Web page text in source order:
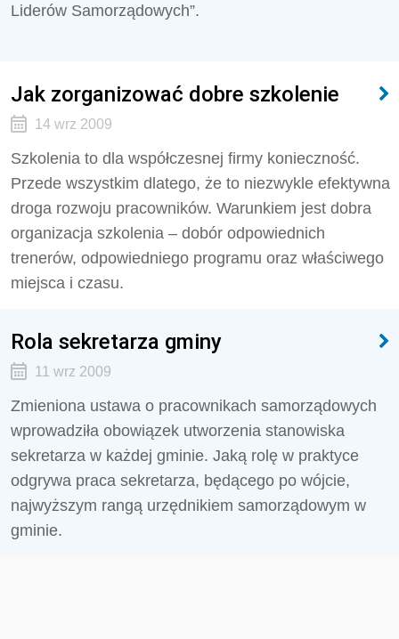
Liderów Samorządowych”.
Jak zorganizować dobre szkolenie
14 wrz 2009
Szkolenia to dla współczesnej firmy konieczność.
Przede wszystkim dlatego, że to niezwykle efektywna
droga rozwoju pracowników. Warunkiem jest dobra
organizacja szkolenia – dobór odpowiednich
trenerów, odpowiedniego programu oraz właściwego
miejsca i czasu.
Rola sekretarza gminy
11 wrz 2009
Zmieniona ustawa o pracownikach samorządowych
wprowadziła obowiązek utworzenia stanowiska
sekretarza w każdej gminie. Jaką rolę w praktyce
odgrywa praca sekretarza, będącego po wójcie,
najwyższym rangą urzędnikiem samorządowym w
gminie.